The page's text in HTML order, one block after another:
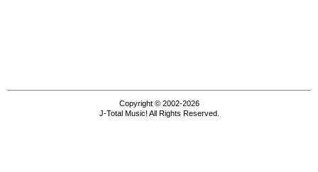
Copyright © 2002-2026
J-Total Music! All Rights Reserved.